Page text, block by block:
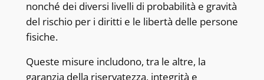
nonché dei diversi livelli di probabilità e gravità
del rischio per i diritti e le libertà delle persone
fisiche.
Queste misure includono, tra le altre, la
garanzia della riservatezza, integrità e